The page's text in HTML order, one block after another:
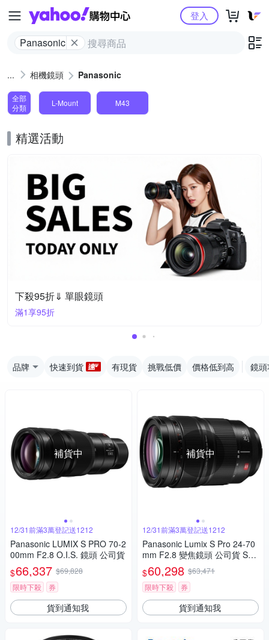
Yahoo購物中心
Panasonic
登入
相機鏡頭 Panasonic
全部
分類
L-Mount M43
精選活動
下殺95折⇓ 單眼鏡頭
滿1享95折
品牌 快速到貨 有現貨 挑戰低價 價格低到高 鏡
補貨中
12/31前滿3萬登記送1212
Panasonic LUMIX S PRO 70-2
00mm F2.8 O.I.S. 鏡頭 公司貨
$66,337 $69,828
限時下殺
券
貨到通知我
補貨中
12/31前滿3萬登記送1212
Panasonic Lumix S Pro 24-70
mm F2.8 變焦鏡頭 公司貨 S-E
2470
$60,298 $63,471
限時下殺
券
貨到通知我